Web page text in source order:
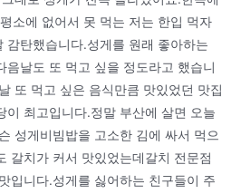
소에 없어서 못 먹는 저는 한입 먹자
감탄했습니다.성게를 원래 좋아하는
음날도 또 먹고 싶을 정도라고 했습니
또 먹고 싶은 음식만큼 맛있었던 맛집
이 최고입니다.정말 부산에 살면 오늘
성게비빔밥을 고소한 김에 싸서 먹으
갈치가 커서 맛있었는데갈치 전문점
입니다.성게를 싫어하는 친구들이 주